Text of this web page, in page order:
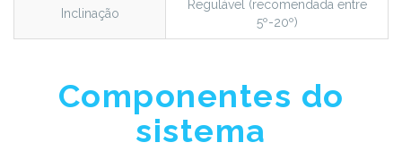
Inclinação
Regulável (recomendada entre
5º-20º)
Componentes do
sistema